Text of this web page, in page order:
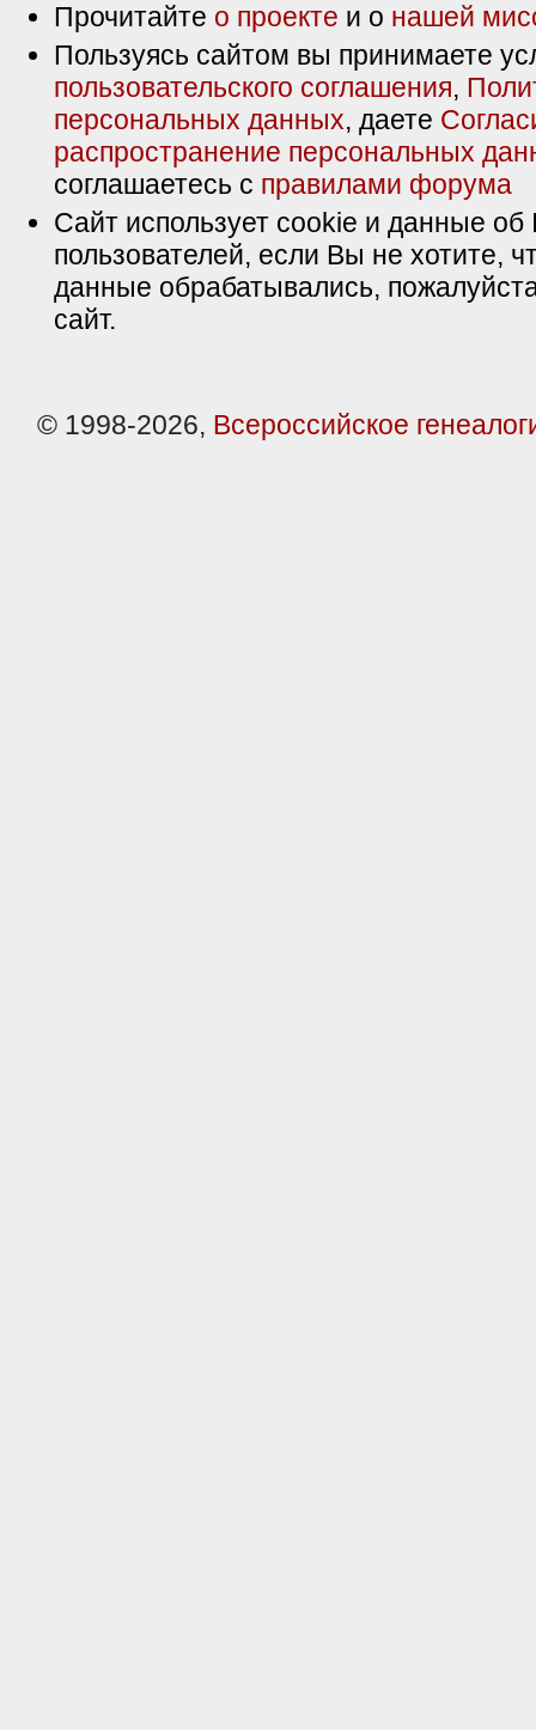
Прочитайте о проекте и о нашей
Пользуясь сайтом вы принимаете
пользовательского соглашения,
персональных данных, даете
распространение персональных
соглашаетесь с правилами форума
Сайт использует cookie и данные об
пользователей, если Вы не хотите,
данные обрабатывались,
сайт.
© 1998-2026, Всероссийское